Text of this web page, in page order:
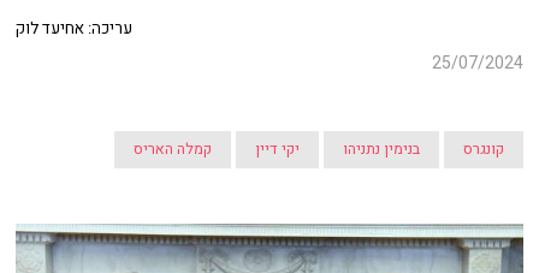
עריכה: אחיעד לוק
25/07/2024
קונגרס בנימין נתניהו יקי דיין קמלה האריס